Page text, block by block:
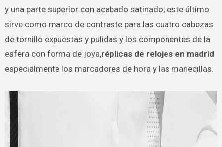
y una parte superior con acabado satinado; este último
sirve como marco de contraste para las cuatro cabezas
de tornillo expuestas y pulidas y los componentes de la
esfera con forma de joya,réplicas de relojes en madrid
especialmente los marcadores de hora y las manecillas.